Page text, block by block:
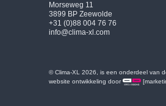
Morseweg 11
3899 BP Zeewolde
+31 (0)88 004 76 76
info@clima-xl.com
© Clima-XL 2026, is een onderdeel van
website ontwikkeling door